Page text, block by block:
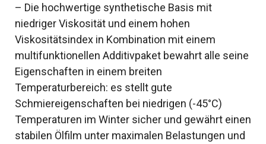
– Die hochwertige synthetische Basis mit
niedriger Viskosität und einem hohen
Viskositätsindex in Kombination mit einem
multifunktionellen Additivpaket bewahrt alle seine
Eigenschaften in einem breiten
Temperaturbereich: es stellt gute
Schmiereigenschaften bei niedrigen (-45°C)
Temperaturen im Winter sicher und gewährt einen
stabilen Ölfilm unter maximalen Belastungen und